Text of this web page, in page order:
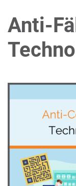
Anti-